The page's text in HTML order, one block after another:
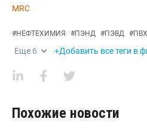
MRC
#НЕФТЕХИМИЯ #ПЭНД #ПЭВД #
Еще 6 +Добавить все теги в
Похожие новости